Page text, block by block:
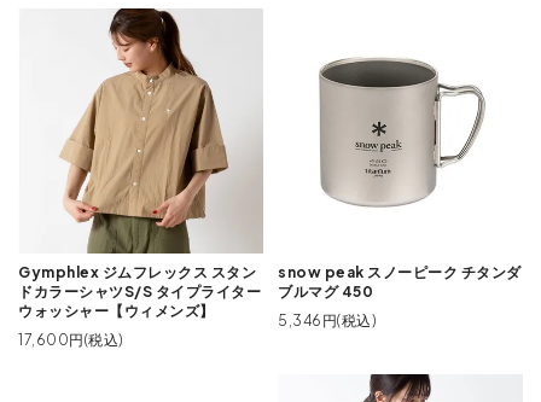
Gymphlex ジムフレックス スタン
ドカラーシャツS/S タイプライター
ウォッシャー【ウィメンズ】
17,600円(税込)
snow peak スノーピーク チタンダ
ブルマグ 450
5,346円(税込)